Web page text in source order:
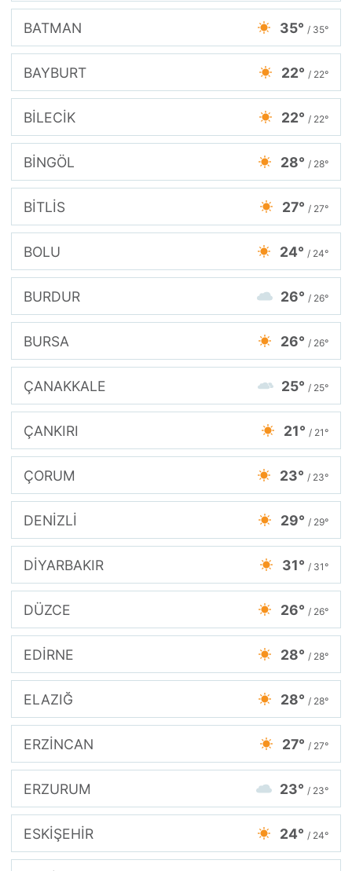
BATMAN 35° / 35°
BAYBURT 22° / 22°
BİLECİK 22° / 22°
BİNGÖL 28° / 28°
BİTLİS 27° / 27°
BOLU 24° / 24°
BURDUR 26° / 26°
BURSA 26° / 26°
ÇANAKKALE 25° / 25°
ÇANKIRI 21° / 21°
ÇORUM 23° / 23°
DENİZLİ 29° / 29°
DİYARBAKIR 31° / 31°
DÜZCE 26° / 26°
EDİRNE 28° / 28°
ELAZIĞ 28° / 28°
ERZİNCAN 27° / 27°
ERZURUM 23° / 23°
ESKİŞEHİR 24° / 24°